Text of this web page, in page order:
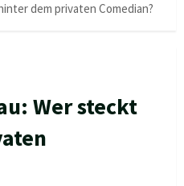
dem privaten Comedian?
Wer steckt